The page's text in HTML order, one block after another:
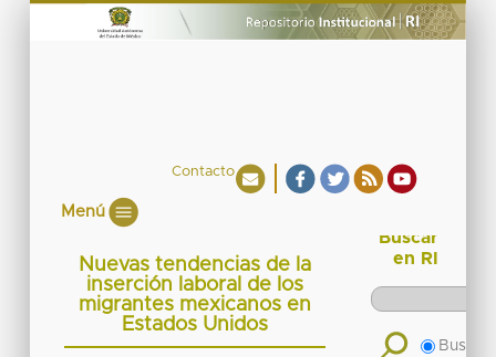
Contacto
Menú
Nuevas tendencias de la
inserción laboral de los
migrantes mexicanos en
Estados Unidos
Buscar
en RI
Buscar